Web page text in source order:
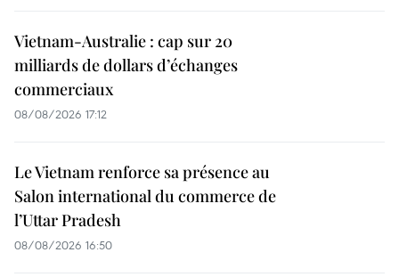
Vietnam-Australie : cap sur 20
milliards de dollars d’échanges
commerciaux
08/08/2026 17:12
Le Vietnam renforce sa présence au
Salon international du commerce de
l’Uttar Pradesh
08/08/2026 16:50